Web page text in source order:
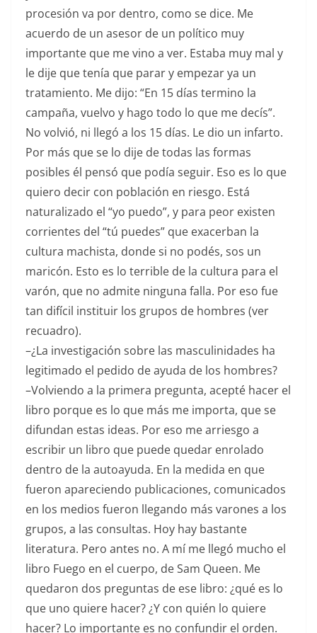
procesión va por dentro, como se dice. Me
acuerdo de un asesor de un político muy
importante que me vino a ver. Estaba muy mal y
le dije que tenía que parar y empezar ya un
tratamiento. Me dijo: “En 15 días termino la
campaña, vuelvo y hago todo lo que me decís”.
No volvió, ni llegó a los 15 días. Le dio un infarto.
Por más que se lo dije de todas las formas
posibles él pensó que podía seguir. Eso es lo que
quiero decir con población en riesgo. Está
naturalizado el “yo puedo”, y para peor existen
corrientes del “tú puedes” que exacerban la
cultura machista, donde si no podés, sos un
maricón. Esto es lo terrible de la cultura para el
varón, que no admite ninguna falla. Por eso fue
tan difícil instituir los grupos de hombres (ver
recuadro).
–¿La investigación sobre las masculinidades ha
legitimado el pedido de ayuda de los hombres?
–Volviendo a la primera pregunta, acepté hacer el
libro porque es lo que más me importa, que se
difundan estas ideas. Por eso me arriesgo a
escribir un libro que puede quedar enrolado
dentro de la autoayuda. En la medida en que
fueron apareciendo publicaciones, comunicados
en los medios fueron llegando más varones a los
grupos, a las consultas. Hoy hay bastante
literatura. Pero antes no. A mí me llegó mucho el
libro Fuego en el cuerpo, de Sam Queen. Me
quedaron dos preguntas de ese libro: ¿qué es lo
que uno quiere hacer? ¿Y con quién lo quiere
hacer? Lo importante es no confundir el orden.